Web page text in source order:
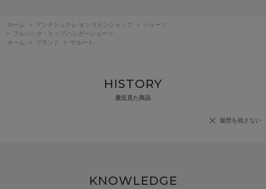
ホーム > アンテシュクレ オンラインショップ >
ショーツ
>
フルバック・ヒップハンガーショーツ
ホーム
> ブランド > サルート
HISTORY
最近見た商品
履歴を残さない
KNOWLEDGE